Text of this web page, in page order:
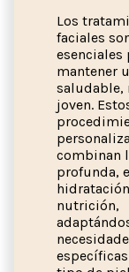
Los
faciales
esenciales
mantener
saludable,
joven.
combinan
profunda,
nutrición,